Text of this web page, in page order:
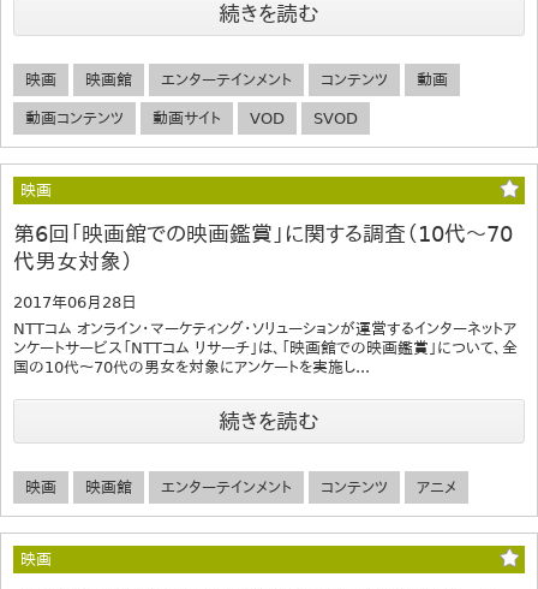
続きを読む
映画 映画館 エンターテインメント コンテンツ 動画
動画コンテンツ 動画サイト VOD SVOD
映画
第6回「映画館での映画鑑賞」に関する調査（10代～70
代男女対象）
2017年06月28日
NTTコム オンライン・マーケティング・ソリューションが運営するインターネットア
ンケートサービス「NTTコム リサーチ」は、「映画館での映画鑑賞」について、全
国の10代～70代の男女を対象にアンケートを実施し...
続きを読む
映画 映画館 エンターテインメント コンテンツ アニメ
映画